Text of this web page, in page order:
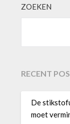
ZOEKEN
RECENT
De
moet